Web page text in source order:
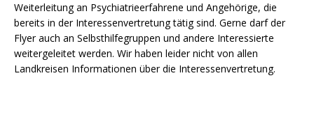
Weiterleitung an Psychiatrieerfahrene und Angehörige, die
bereits in der Interessenvertretung tätig sind. Gerne darf der
Flyer auch an Selbsthilfegruppen und andere Interessierte
weitergeleitet werden. Wir haben leider nicht von allen
Landkreisen Informationen über die Interessenvertretung.